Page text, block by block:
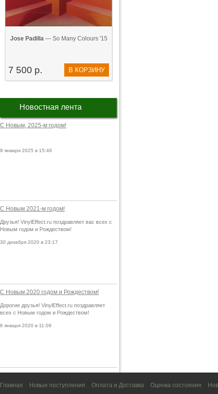
Jose Padilla— So Many Colours '15
7 500 р. В КОРЗИНУ
Новостная лента
С Новым, 2025-м годом!
9 января 2025 в 15:46
С Новым 2021-м годом!
Друзья! VinylEffect.ru поздравляет вас всех с
Новым годом и Рождеством!
30 декабря 2020 в 23:17
С Новым 2020 годом и Рождеством!
Дорогие друзья! VinylEffect.ru поздравляет
всех с Новым годом и Рождеством!
6 января 2020 в 11:09
Главная Новые поступления Оплата и Доставка Оценка состояния